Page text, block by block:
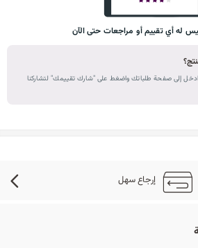
له أي تقييم أو مراجعات حتى الآن
إلى صفحة طلباتك واضغط على "شارك تقييمك" لتشاركنا
إرجاع سهل